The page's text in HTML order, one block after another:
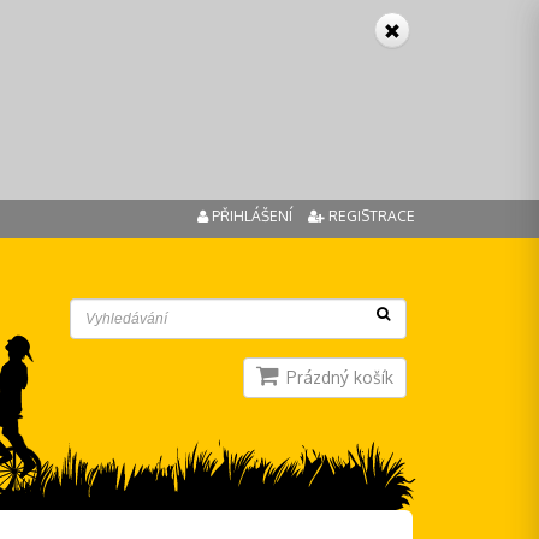
PŘIHLÁŠENÍ REGISTRACE
Prázdný košík